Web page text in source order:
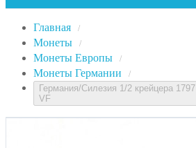
Главная /
Монеты /
Монеты Европы /
Монеты Германии /
Германия/Силезия 1/2 крейцера 1797
VF